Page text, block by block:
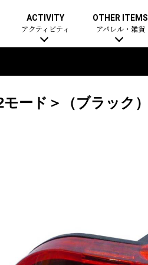
ACTIVITY
アクティビティ
OTHER ITEMS
アパレル・雑貨
ード＞（ブラック）